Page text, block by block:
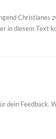
Christianes
in diesem Text
dein Feedback.